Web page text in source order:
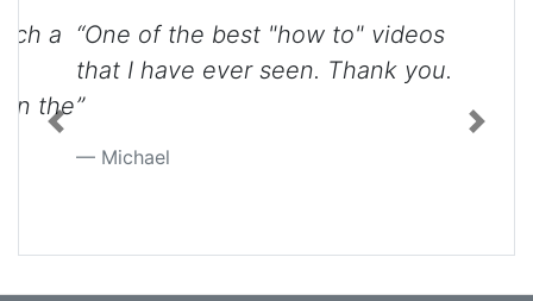
“One of the best "how to" videos
that I have ever seen. Thank you.
”
Michael
Previous Next